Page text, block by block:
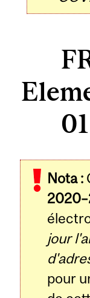
Nota :
jour
pour
Related
Content